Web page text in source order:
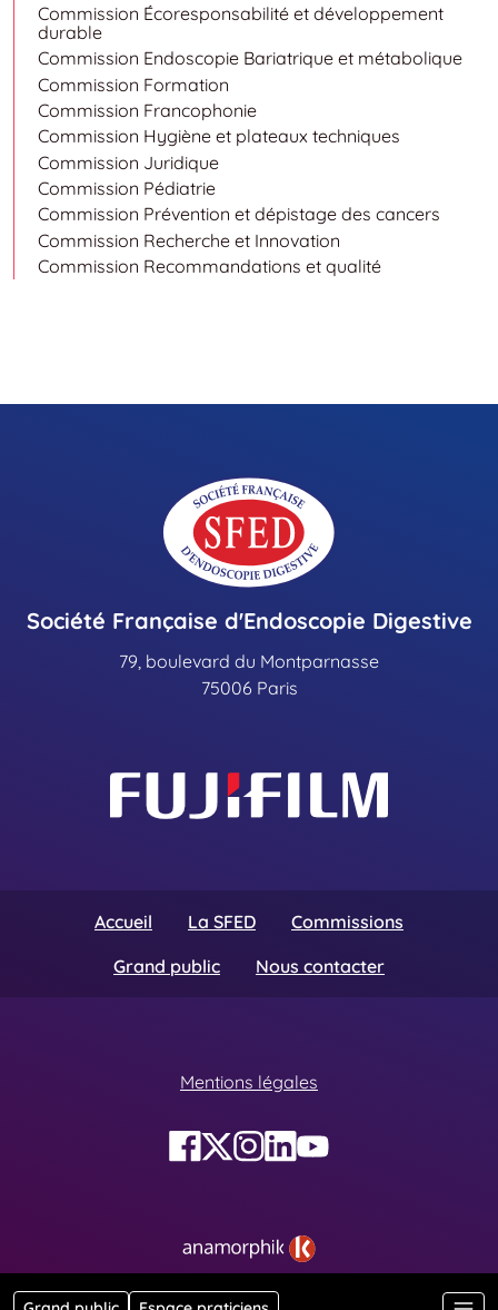
Commission Écoresponsabilité et développement
durable
Commission Endoscopie Bariatrique et métabolique
Commission Formation
Commission Francophonie
Commission Hygiène et plateaux techniques
Commission Juridique
Commission Pédiatrie
Commission Prévention et dépistage des cancers
Commission Recherche et Innovation
Commission Recommandations et qualité
Société Française d'Endoscopie Digestive
79, boulevard du Montparnasse
75006 Paris
Accueil La SFED
Commissions
Grand public
Nous contacter
Mentions légales